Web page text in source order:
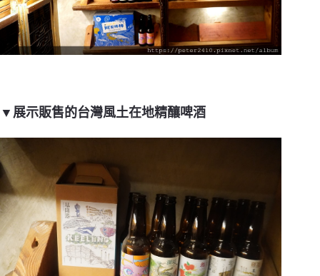
▼展示販售的台灣風土在地精釀啤酒